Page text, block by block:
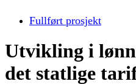
Fullført prosjekt
Utvikling i
det statlige